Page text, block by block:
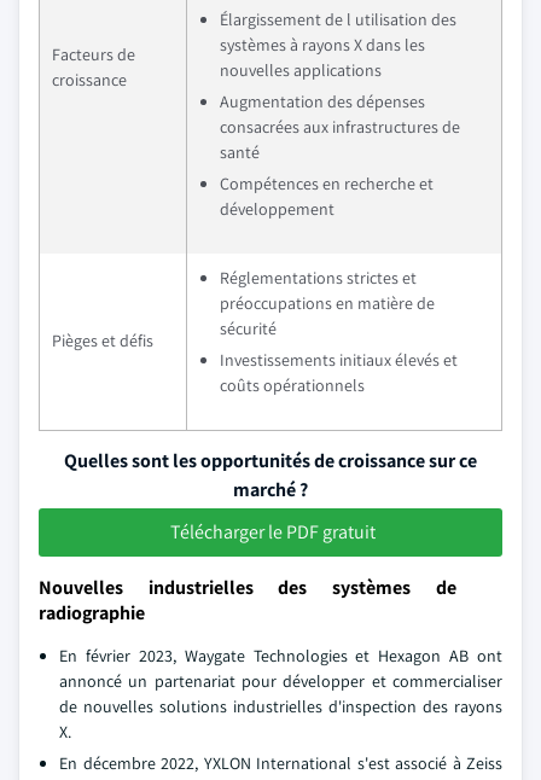
Facteurs de
croissance
Élargissement de l utilisation des
systèmes à rayons X dans les
nouvelles applications
Augmentation des dépenses
consacrées aux infrastructures de
santé
Compétences en recherche et
développement
Pièges et défis
Réglementations strictes et
préoccupations en matière de
sécurité
Investissements initiaux élevés et
coûts opérationnels
Quelles sont les opportunités de croissance sur ce
marché ?
Télécharger le PDF gratuit
Nouvelles industrielles des systèmes de
radiographie
En février 2023, Waygate Technologies et Hexagon AB ont
annoncé un partenariat pour développer et commercialiser
de nouvelles solutions industrielles d'inspection des rayons
X.
En décembre 2022, YXLON International s'est associé à Zeiss